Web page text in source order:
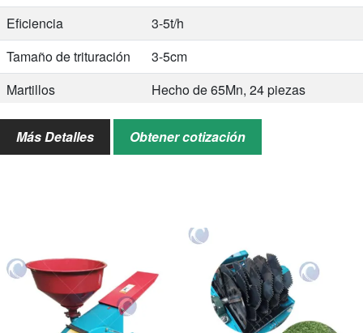
Eficiencia
3-5t/h
Tamaño de trituración
3-5cm
Martillos
Hecho de 65Mn, 24 piezas
Tamaño del barril
Diámetro superior 2.1m, diámetro
inferior 1.85m, altura 0.9m
Más Detalles Obtener cotización